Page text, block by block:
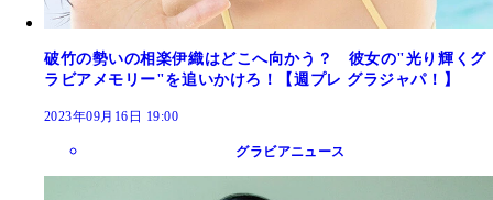
破竹の勢いの相楽伊織はどこへ向かう？ 彼女の"光り輝くグ
ラビアメモリー"を追いかけろ！【週プレ グラジャパ！】
2023年09月16日 19:00
グラビアニュース